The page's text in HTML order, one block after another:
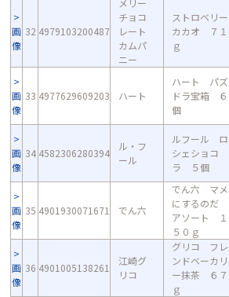
画
像
32 4979103200487
メリー
チョコ
レート
カムパ
ニー
ストロベリー
カカオ ７１
ｇ
画
像
33 4977629609203 ハート
ハート パズ
ドラ宝箱 ６
個
画
像
34 4582306280394
ル・フ
ール
ルフール ロ
シェショコ
ラ ５個
画
像
35 4901930071671 でん六
でん六 マメ
にするのだ
アソート １
５０ｇ
画
像
36 4901005138261
江崎グ
リコ
グリコ フレ
ンドベーカリ
ー抹茶 ６７
ｇ